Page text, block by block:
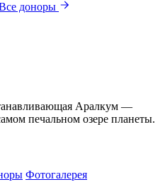
доноры
Аралкум —
печальном озере планеты.
Фотогалерея